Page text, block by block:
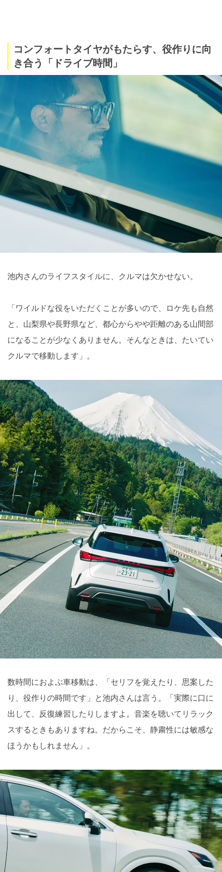
コンフォートタイヤがもたらす、役作りに向
き合う「ドライブ時間」
池内さんのライフスタイルに、クルマは欠かせない。
「ワイルドな役をいただくことが多いので、ロケ先も自然
と、山梨県や長野県など、都心からやや距離のある山間部
になることが少なくありません。そんなときは、たいてい
クルマで移動します」。
数時間におよぶ車移動は、「セリフを覚えたり、思案した
り、役作りの時間です」と池内さんは言う。「実際に口に
出して、反復練習したりしますよ。音楽を聴いてリラック
スするときもありますね。だからこそ、静粛性には敏感な
ほうかもしれません」。